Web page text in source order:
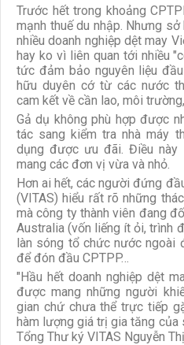
Trước hết trong khoảng
mạnh thuế du nhập. Nhưng
nhiều doanh nghiệp dệt may
hay ko vì liên quan tới nhiều
tức đảm bảo nguyên liệu
hữu duyên cớ từ các nước
cam kết về cần lao, môi
Gả dụ không phù hợp được
tác sang kiểm tra nhà máy
dụng được ưu đãi. Điều này
mang các đơn vị vừa và nhỏ.
Hơn ai hết, các người đứng
(VITAS) hiểu rất rõ những
mà công ty thành viên đang
Australia (vốn liếng ít ỏi, trình
làn sóng tổ chức nước ngoài
để đón đầu CPTPP…
"Hầu hết doanh nghiệp dệt
được mang những người
gian chứ chưa thể trực tiếp
hàm lượng giá trị gia tăng của
Tổng Thư ký VITAS Nguyễn